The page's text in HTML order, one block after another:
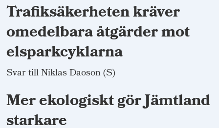
Trafiksäkerheten kräver
omedelbara åtgärder mot
elsparkcyklarna
Svar till Niklas Daoson (S)
Mer ekologiskt gör Jämtland
starkare